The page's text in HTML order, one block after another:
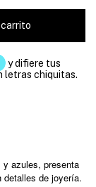
y azules, presenta
detalles de joyería.